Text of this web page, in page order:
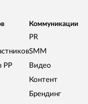
РР
Коммуникации
PR
SMM
Видео
Контент
Брендинг